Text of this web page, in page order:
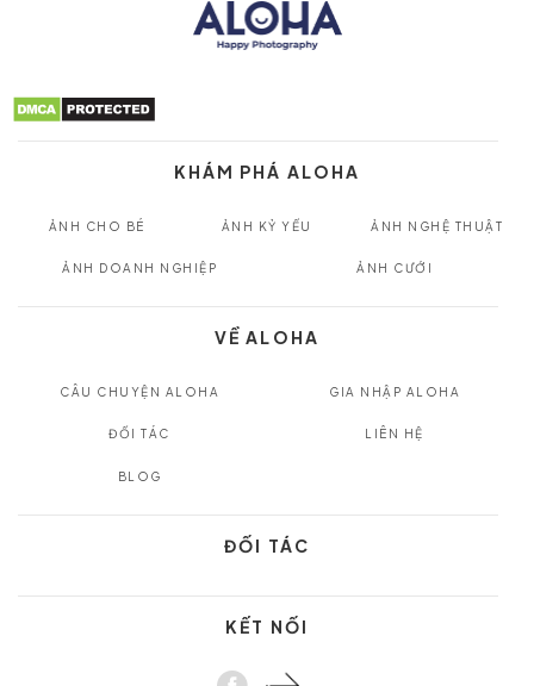
KHÁM PHÁ ALOHA
ẢNH CHO BÉ ẢNH KỶ YẾU ẢNH NGHỆ THUẬT
ẢNH DOANH NGHIỆP ẢNH CƯỚI
VỀ ALOHA
CÂU CHUYỆN ALOHA GIA NHẬP ALOHA
ĐỐI TÁC LIÊN HỆ
BLOG
ĐỐI TÁC
KẾT NỐI